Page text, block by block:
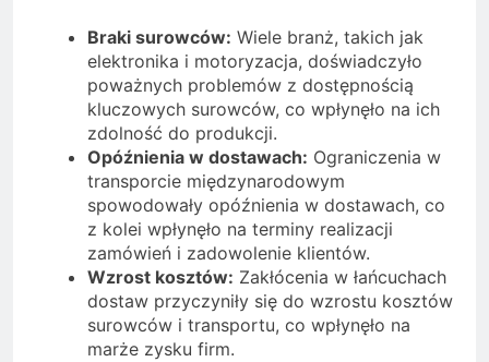
Braki surowców: Wiele branż, takich jak
elektronika i motoryzacja, doświadczyło
poważnych problemów z dostępnością
kluczowych surowców, co wpłynęło na ich
zdolność do produkcji.
Opóźnienia w dostawach: Ograniczenia w
transporcie międzynarodowym
spowodowały opóźnienia w dostawach, co
z kolei wpłynęło na terminy realizacji
zamówień i zadowolenie klientów.
Wzrost kosztów: Zakłócenia w łańcuchach
dostaw przyczyniły się do wzrostu kosztów
surowców i transportu, co wpłynęło na
marże zysku firm.